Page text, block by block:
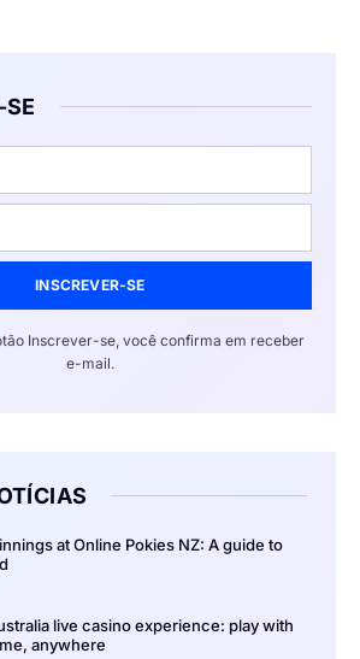
SE
INSCREVER-SE
Inscrever-se, você confirma em receber
e-mail.
at Online Pokies NZ: A guide to
live casino experience: play with
anywhere